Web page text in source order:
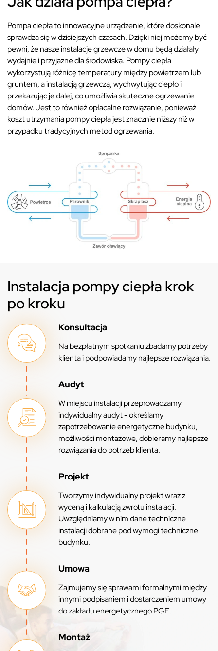
Pompa ciepła to innowacyjne urządzenie, które doskonale
sprawdza się w dzisiejszych czasach. Dzięki niej możemy być
pewni, że nasze instalacje grzewcze w domu będą działały
wydajnie i przyjazne dla środowiska. Pompy ciepła
wykorzystują różnicę temperatury między powietrzem lub
gruntem, a instalacją grzewczą, wychwytując ciepło i
przekazując je dalej, co umożliwia skuteczne ogrzewanie
domów. Jest to również opłacalne rozwiązanie, ponieważ
koszt utrzymania pompy ciepła jest znacznie niższy niż w
przypadku tradycyjnych metod ogrzewania.
Instalacja pompy ciepła krok
po kroku
Konsultacja
Na bezpłatnym spotkaniu zbadamy potrzeby
klienta i podpowiadamy najlepsze rozwiązania.
Audyt
W miejscu instalacji przeprowadzamy
indywidualny audyt - określamy
zapotrzebowanie energetyczne budynku,
możliwości montażowe, dobieramy najlepsze
rozwiązania do potrzeb klienta.
Projekt
Tworzymy indywidualny projekt wraz z
wyceną i kalkulacją zwrotu instalacji.
Uwzględniamy w nim dane techniczne
instalacji dobrane pod wymogi techniczne
budynku.
Umowa
Zajmujemy się sprawami formalnymi między
innymi podpisaniem i dostarczeniem umowy
do zakładu energetycznego PGE.
Montaż